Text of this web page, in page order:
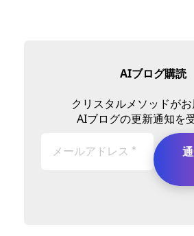
AIブログ購読
クリスタルメソッドが
AIブログの更新通知を